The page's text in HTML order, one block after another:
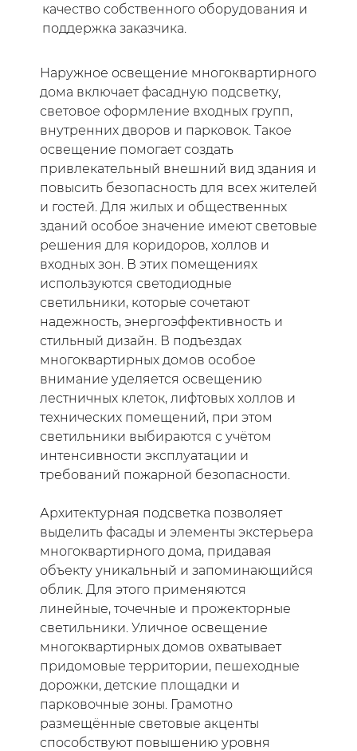
качество собственного оборудования и
поддержка заказчика.
Наружное освещение многоквартирного
дома включает фасадную подсветку,
световое оформление входных групп,
внутренних дворов и парковок. Такое
освещение помогает создать
привлекательный внешний вид здания и
повысить безопасность для всех жителей
и гостей. Для жилых и общественных
зданий особое значение имеют световые
решения для коридоров, холлов и
входных зон. В этих помещениях
используются светодиодные
светильники, которые сочетают
надежность, энергоэффективность и
стильный дизайн. В подъездах
многоквартирных домов особое
внимание уделяется освещению
лестничных клеток, лифтовых холлов и
технических помещений, при этом
светильники выбираются с учётом
интенсивности эксплуатации и
требований пожарной безопасности.
Архитектурная подсветка позволяет
выделить фасады и элементы экстерьера
многоквартирного дома, придавая
объекту уникальный и запоминающийся
облик. Для этого применяются
линейные, точечные и прожекторные
светильники. Уличное освещение
многоквартирных домов охватывает
придомовые территории, пешеходные
дорожки, детские площадки и
парковочные зоны. Грамотно
размещённые световые акценты
способствуют повышению уровня